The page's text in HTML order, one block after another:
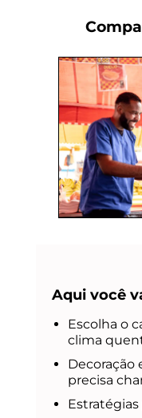
Aqui você
Escolha o
clima
Decoração
precisa